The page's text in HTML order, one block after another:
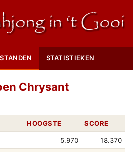
STANDEN STATISTIEKEN
Chrysant
HOOGSTE SCORE
5.970 18.370